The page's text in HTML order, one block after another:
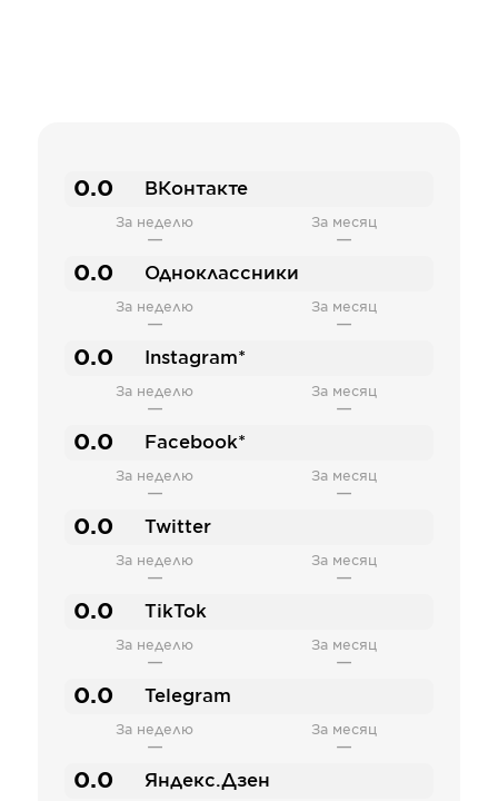
0.0 ВКонтакте
За неделю
—
За месяц
—
0.0 Одноклассники
За неделю
—
За месяц
—
0.0 Instagram*
За неделю
—
За месяц
—
0.0 Facebook*
За неделю
—
За месяц
—
0.0 Twitter
За неделю
—
За месяц
—
0.0 TikTok
За неделю
—
За месяц
—
0.0 Telegram
За неделю
—
За месяц
—
0.0 Яндекс.Дзен